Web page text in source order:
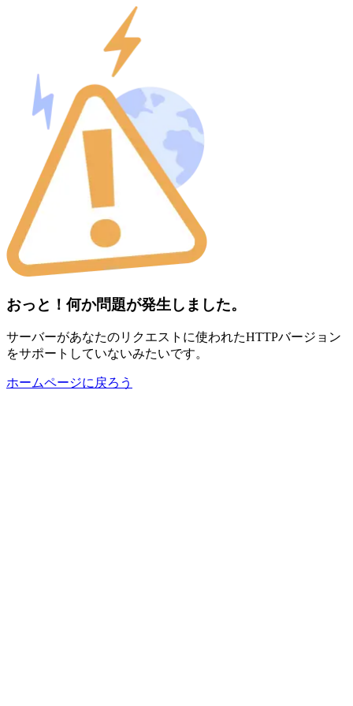
おっと！何か問題が発生しました。
サーバーがあなたのリクエストに使われたHTTPバージョン
をサポートしていないみたいです。
ホームページに戻ろう